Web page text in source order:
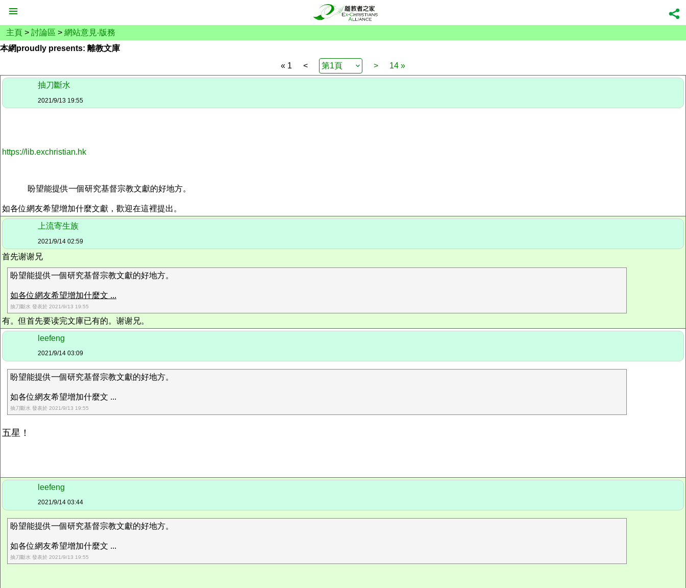
主頁 > 討論區 > 網站意見‧版務
本網proudly presents: 離教文庫
« 1
< > 14 »
抽刀斷水
2021/9/13 19:55
https://lib.exchristian.hk
盼望能提供一個研究基督宗教文獻的好地方。
如各位網友希望增加什麼文獻，歡迎在這裡提出。
上流寄生族
2021/9/14 02:59
首先谢谢兄
盼望能提供一個研究基督宗教文獻的好地方。
如各位網友希望增加什麼文 ...
抽刀斷水 發表於 2021/9/13 19:55
有。但首先要读完文庫已有的。谢谢兄。
leefeng
2021/9/14 03:09
盼望能提供一個研究基督宗教文獻的好地方。
如各位網友希望增加什麼文 ...
抽刀斷水 發表於 2021/9/13 19:55
五星！
leefeng
2021/9/14 03:44
盼望能提供一個研究基督宗教文獻的好地方。
如各位網友希望增加什麼文 ...
抽刀斷水 發表於 2021/9/13 19:55